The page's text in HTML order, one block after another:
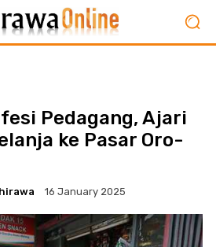
Pedagang, Ajari
ke Pasar Oro-
16 January 2025